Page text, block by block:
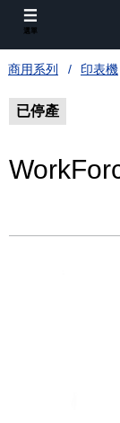
商用系列 印表機
已停產